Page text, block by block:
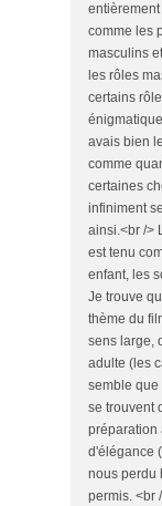
comme les
masculins
les rôles
certains
avais bien
comme
certaines
infiniment
ainsi.<br />
est tenu
enfant, les
Je trouve
thème du
sens large,
adulte (les
semble que
se trouvent
préparation
d'élégance
nous perdu
permis. <br